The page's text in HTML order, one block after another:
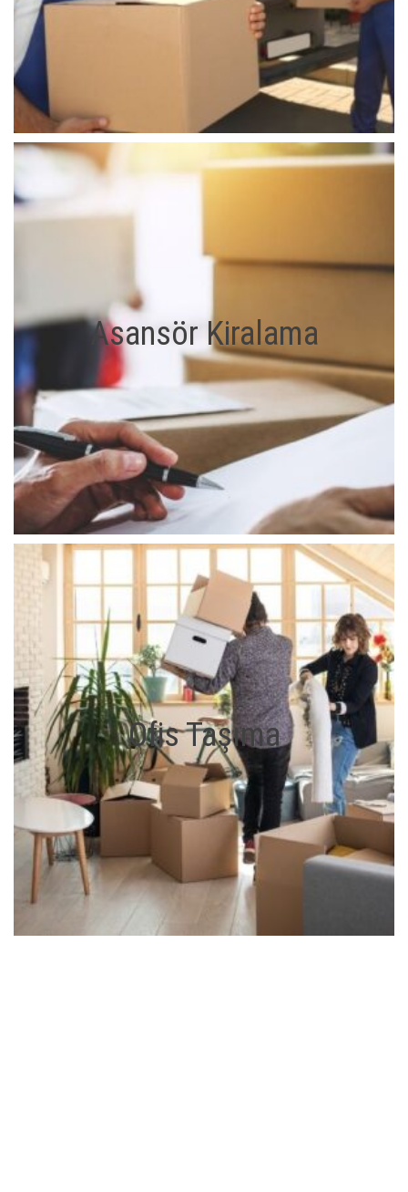
Asansör Kiralama
Ofis Taşıma